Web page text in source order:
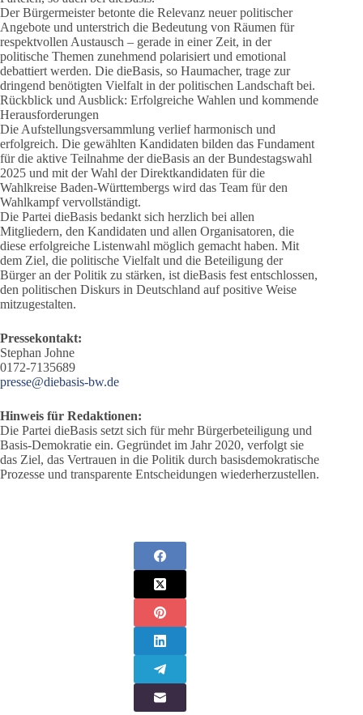
Der Bürgermeister betonte die Relevanz neuer politischer
Angebote und unterstrich die Bedeutung von Räumen für
respektvollen Austausch – gerade in einer Zeit, in der
politische Themen zunehmend polarisiert und emotional
debattiert werden. Die dieBasis, so Haumacher, trage zur
dringend benötigten Vielfalt in der politischen Landschaft bei.
Rückblick und Ausblick: Erfolgreiche Wahlen und kommende
Herausforderungen
Die Aufstellungsversammlung verlief harmonisch und
erfolgreich. Die gewählten Kandidaten bilden das Fundament
für die aktive Teilnahme der dieBasis an der Bundestagswahl
2025 und mit der Wahl der Direktkandidaten für die
Wahlkreise Baden-Württembergs wird das Team für den
Wahlkampf vervollständigt.
Die Partei dieBasis bedankt sich herzlich bei allen
Mitgliedern, den Kandidaten und allen Organisatoren, die
diese erfolgreiche Listenwahl möglich gemacht haben. Mit
dem Ziel, die politische Vielfalt und die Beteiligung der
Bürger an der Politik zu stärken, ist dieBasis fest entschlossen,
den politischen Diskurs in Deutschland auf positive Weise
mitzugestalten.
Pressekontakt:
Stephan Johne
0172-7135689
presse@diebasis-bw.de
Hinweis für Redaktionen:
Die Partei dieBasis setzt sich für mehr Bürgerbeteiligung und
Basis-Demokratie ein. Gegründet im Jahr 2020, verfolgt sie
das Ziel, das Vertrauen in die Politik durch basisdemokratische
Prozesse und transparente Entscheidungen wiederherzustellen.